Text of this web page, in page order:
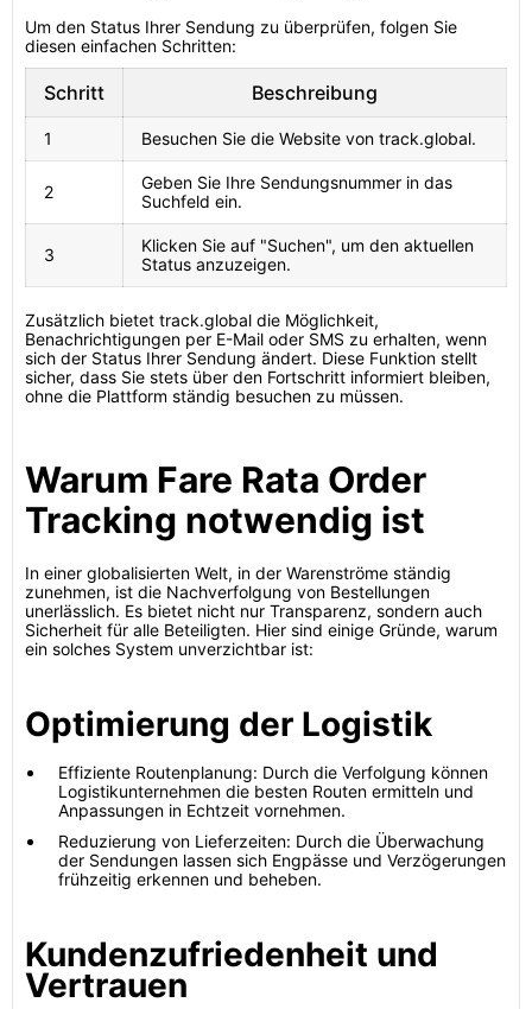
Um den Status Ihrer Sendung zu überprüfen, folgen Sie
diesen einfachen Schritten:
Schritt Beschreibung
1 Besuchen Sie die Website von track.global.
2
Geben Sie Ihre Sendungsnummer in das
Suchfeld ein.
3
Klicken Sie auf "Suchen", um den aktuellen
Status anzuzeigen.
Zusätzlich bietet track.global die Möglichkeit,
Benachrichtigungen per E-Mail oder SMS zu erhalten, wenn
sich der Status Ihrer Sendung ändert. Diese Funktion stellt
sicher, dass Sie stets über den Fortschritt informiert bleiben,
ohne die Plattform ständig besuchen zu müssen.
Warum Fare Rata Order
Tracking notwendig ist
In einer globalisierten Welt, in der Warenströme ständig
zunehmen, ist die Nachverfolgung von Bestellungen
unerlässlich. Es bietet nicht nur Transparenz, sondern auch
Sicherheit für alle Beteiligten. Hier sind einige Gründe, warum
ein solches System unverzichtbar ist:
Optimierung der Logistik
Effiziente Routenplanung: Durch die Verfolgung können
Logistikunternehmen die besten Routen ermitteln und
Anpassungen in Echtzeit vornehmen.
Reduzierung von Lieferzeiten: Durch die Überwachung
der Sendungen lassen sich Engpässe und Verzögerungen
frühzeitig erkennen und beheben.
Kundenzufriedenheit und
Vertrauen